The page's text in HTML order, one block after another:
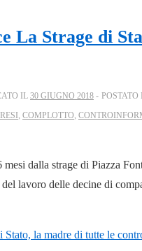
La Strage di
IL 30 GIUGNO 2018 POSTATO
, COMPLOTTO,
dalla strage di Piazza
lavoro delle decine di
la madre di tutte le